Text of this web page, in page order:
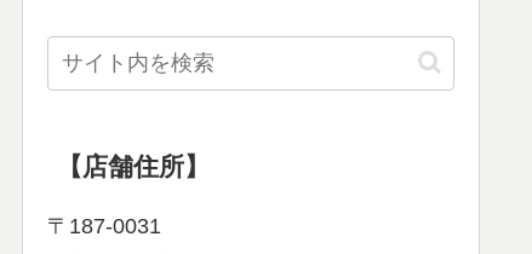
【店舗住所】
〒187-0031